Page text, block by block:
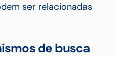
ser relacionadas
de busca